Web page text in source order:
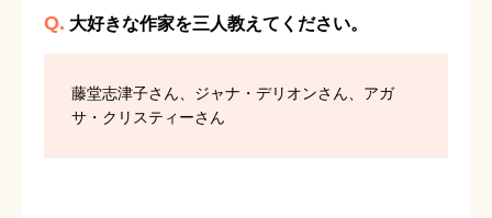
Q. 大好きな作家を三人教えてください。
藤堂志津子さん、ジャナ・デリオンさん、アガ
サ・クリスティーさん